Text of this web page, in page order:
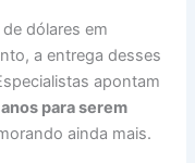
dólares em
a entrega desses
apontam
para serem
ainda mais.